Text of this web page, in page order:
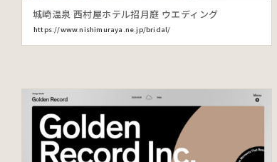
城崎温泉 西村屋ホテル招月庭 ウエディング
https://www.nishimuraya.ne.jp/bridal/